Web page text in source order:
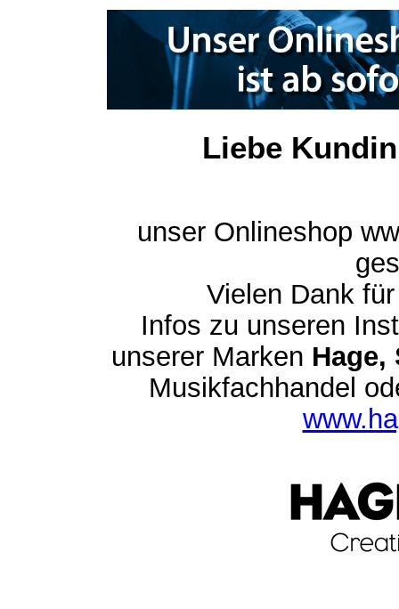
Liebe
unser Onlineshop
Vielen Dank
Infos zu unseren
unserer Marken Hage,
Musikfachhandel